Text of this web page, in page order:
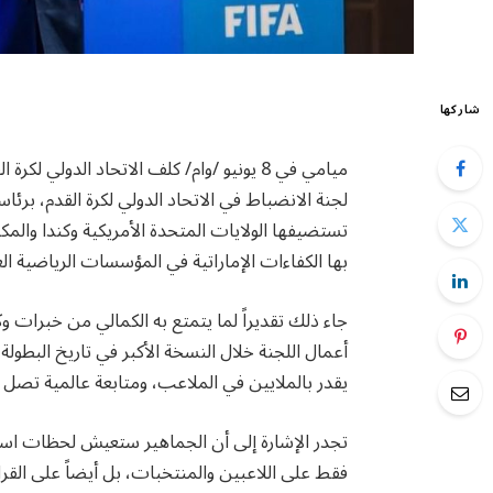
شاركها
ميامي في 8 يونيو /وام/ كلف الاتحاد
تستضيفها الولايات المتحدة الأمريكية وكندا
بها الكفاءات الإماراتية في المؤسسات الرياضية
جاء ذلك تقديراً لما يتمتع به الكمالي من خبرات
يقدر بالملايين في الملاعب، ومتابعة عالمية
تجدر الإشارة إلى أن الجماهير ستعيش لحظات
فقط على اللاعبين والمنتخبات، بل أيضاً على